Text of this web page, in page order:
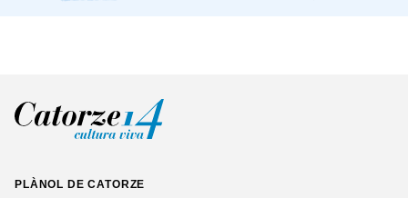
PLÀNOL DE CATORZE